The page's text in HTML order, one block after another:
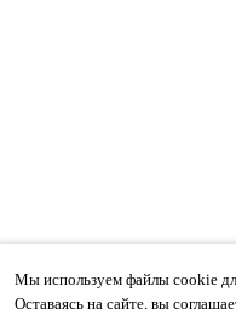
Мы используем файлы cookie
Оставаясь на сайте, вы